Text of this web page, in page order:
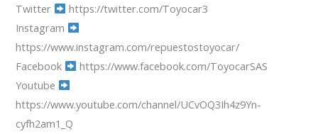
Twitter
https://twitter.com/Toyocar3
Instagram
https://www.instagram.com/repuestostoyocar/
Facebook
https://www.facebook.com/ToyocarSAS
Youtube
https://www.youtube.com/channel/UCvOQ3Ih4z9Yn-
cyfh2am1_Q